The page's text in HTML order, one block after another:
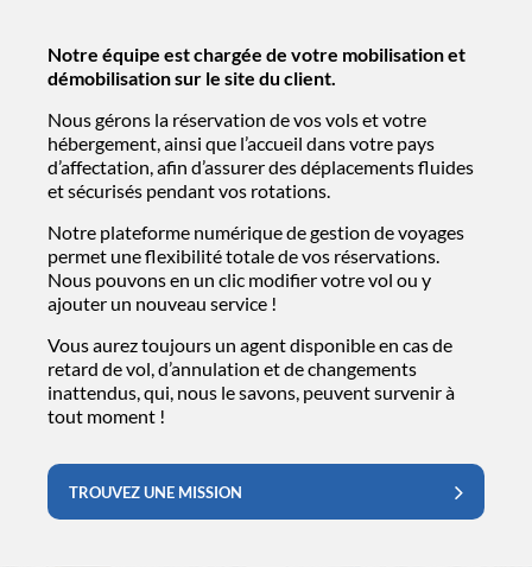
Notre équipe est chargée de votre mobilisation et
démobilisation sur le site du client.
Nous gérons la réservation de vos vols et votre
hébergement, ainsi que l’accueil dans votre pays
d’affectation, afin d’assurer des déplacements fluides
et sécurisés pendant vos rotations.
Notre plateforme numérique de gestion de voyages
permet une flexibilité totale de vos réservations.
Nous pouvons en un clic modifier votre vol ou y
ajouter un nouveau service !
Vous aurez toujours un agent disponible en cas de
retard de vol, d’annulation et de changements
inattendus, qui, nous le savons, peuvent survenir à
tout moment !
TROUVEZ UNE MISSION